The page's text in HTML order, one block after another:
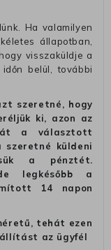
Ha valamilyen
állapotban,
visszaküldje a
belül, további
szeretné, hogy
ki, azon az
a választott
szeretné küldeni
a pénztét.
legkésőbb a
14 napon
tehát ezen
az ügyfél